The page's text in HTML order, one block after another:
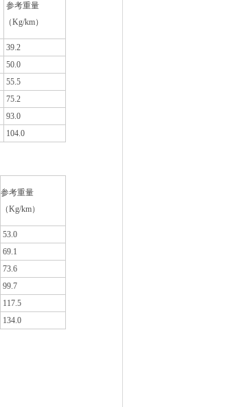
参考重量
（Kg/km）
39.2
50.0
55.5
75.2
93.0
104.0
参考重量
（Kg/km）
53.0
69.1
73.6
99.7
117.5
134.0